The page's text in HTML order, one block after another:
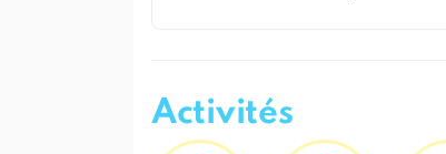
Activités